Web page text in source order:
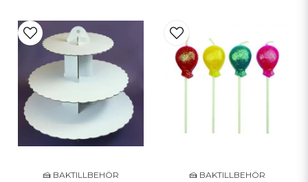
🍰 BAKTILLBEHÖR 🍰 BAKTILLBEHÖR